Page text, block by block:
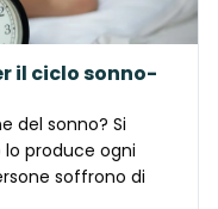
il ciclo sonno-
del sonno? Si
produce ogni
soffrono di